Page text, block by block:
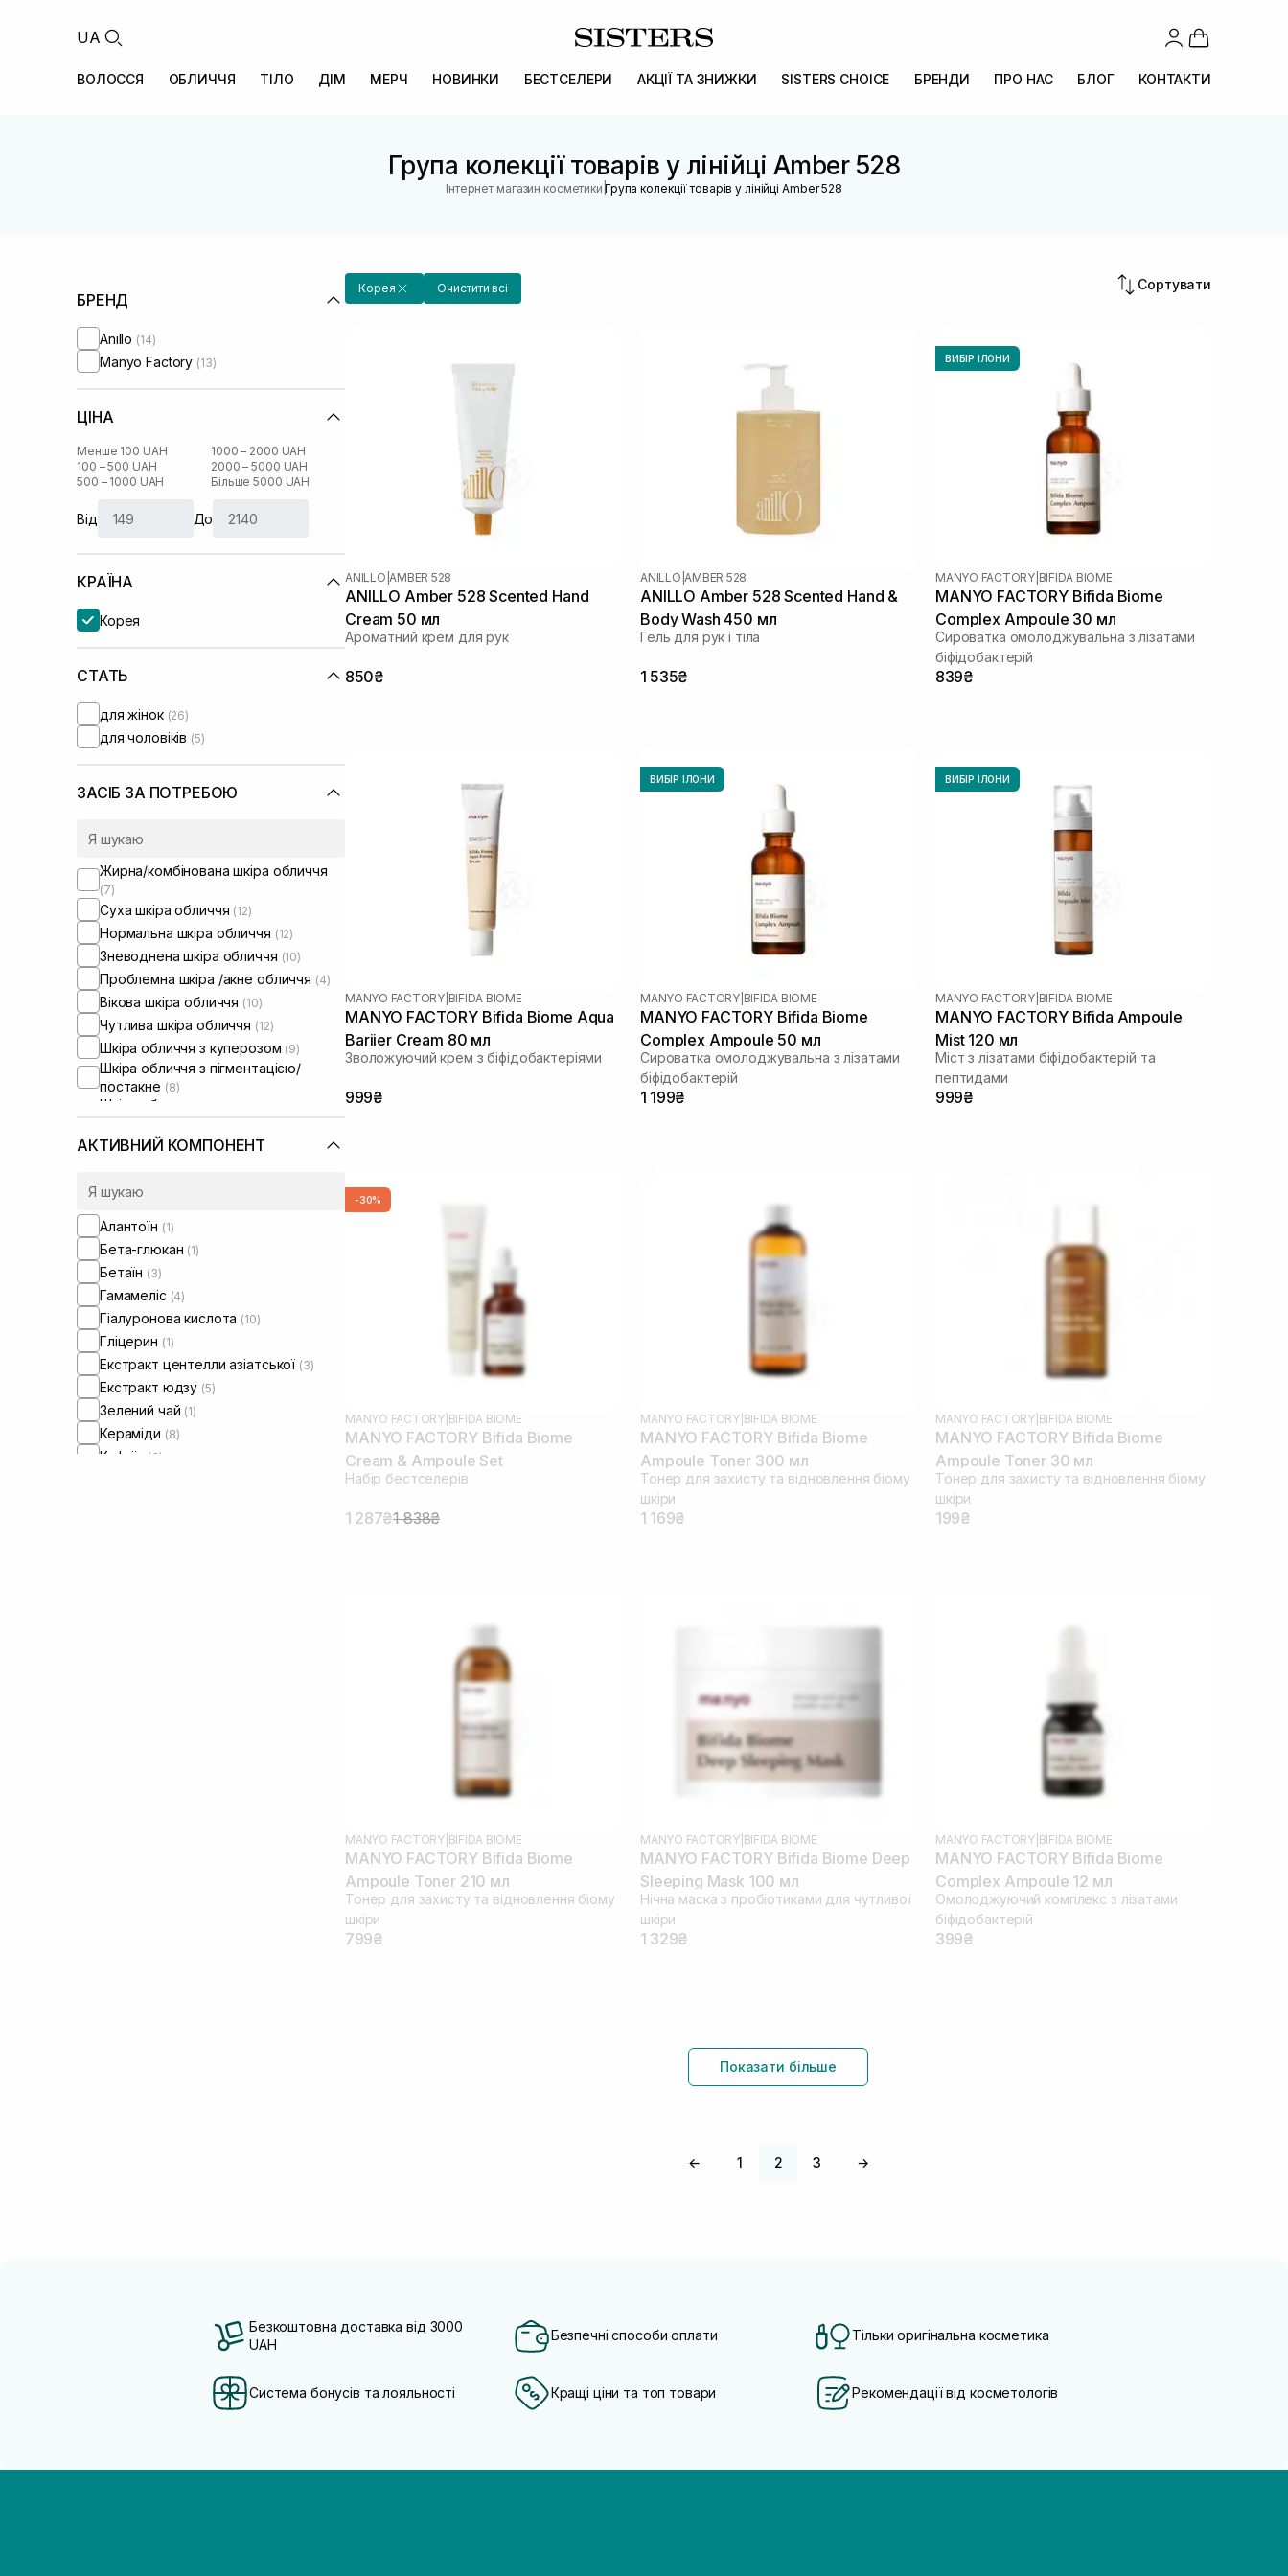
UA
ВОЛОССЯ ОБЛИЧЧЯ ТІЛО ДІМ МЕРЧ НОВИНКИ БЕСТСЕЛЕРИ АКЦІЇ ТА ЗНИЖКИ SISTERS CHOICE БРЕНДИ ПРО НАС БЛОГ КОНТАКТИ
Група колекції товарів у лінійці Amber 528
Інтернет магазин косметики |Група колекції товарів у лінійці Amber 528
БРЕНД
Anillo (14)
Manyo Factory (13)
ЦІНА
Менше 100 UAH
100 – 500 UAH
500 – 1000 UAH
1000 – 2000 UAH
2000 – 5000 UAH
Більше 5000 UAH
Від До
КРАЇНА
Корея
СТАТЬ
для жінок (26)
для чоловіків (5)
ЗАСІБ ЗА ПОТРЕБОЮ
Жирна/комбінована шкіра обличчя
(7)
Суха шкіра обличчя (12)
Нормальна шкіра обличчя (12)
Зневоднена шкіра обличчя (10)
Проблемна шкіра /акне обличчя (4)
Вікова шкіра обличчя (10)
Чутлива шкіра обличчя (12)
Шкіра обличчя з куперозом (9)
Шкіра обличчя з пігментацією/
постакне (8)
Шкіра обличчя з розширеними
порами
Шкіра обличчя з порушеним
мікробіомом
АКТИВНИЙ КОМПОНЕНТ
Алантоїн (1)
Бета-глюкан (1)
Бетаїн (3)
Гамамеліс (4)
Гіалуронова кислота (10)
Гліцерин (1)
Екстракт центелли азіатської (3)
Екстракт юдзу (5)
Зелений чай (1)
Кераміди (8)
Кофеїн (3)
Корея Очистити всі Сортувати
ANILLO AMBER 528
ANILLO Amber 528 Scented Hand
Cream 50 мл
Ароматний крем для рук
850₴
ANILLO AMBER 528
ANILLO Amber 528 Scented Hand &
Body Wash 450 мл
Гель для рук і тіла
1 535₴
ВИБІР ІЛОНИ
MANYO FACTORY| BIFIDA BIOME
MANYO FACTORY Bifida Biome
Complex Ampoule 30 мл
Сироватка омолоджувальна з лізатами
біфідобактерій
839₴
MANYO FACTORY| BIFIDA BIOME
MANYO FACTORY Bifida Biome Aqua
Bariier Cream 80 мл
Зволожуючий крем з біфідобактеріями
999₴
ВИБІР ІЛОНИ
MANYO FACTORY| BIFIDA BIOME
MANYO FACTORY Bifida Biome
Complex Ampoule 50 мл
Сироватка омолоджувальна з лізатами
біфідобактерій
1 199₴
ВИБІР ІЛОНИ
MANYO FACTORY| BIFIDA BIOME
MANYO FACTORY Bifida Ampoule
Mist 120 мл
Міст з лізатами біфідобактерій та
пептидами
999₴
-30%
MANYO FACTORY| BIFIDA BIOME
MANYO FACTORY Bifida Biome
Cream & Ampoule Set
Набір бестселерів
1 287₴1 838₴
MANYO FACTORY| BIFIDA BIOME
MANYO FACTORY Bifida Biome
Ampoule Toner 300 мл
Тонер для захисту та відновлення біому
шкіри
1 169₴
MANYO FACTORY| BIFIDA BIOME
MANYO FACTORY Bifida Biome
Ampoule Toner 30 мл
Тонер для захисту та відновлення біому
шкіри
199₴
MANYO FACTORY| BIFIDA BIOME
MANYO FACTORY Bifida Biome
Ampoule Toner 210 мл
Тонер для захисту та відновлення біому
шкіри
799₴
MANYO FACTORY| BIFIDA BIOME
MANYO FACTORY Bifida Biome Deep
Sleeping Mask 100 мл
Нічна маска з пробіотиками для чутливої
шкіри
1 329₴
MANYO FACTORY| BIFIDA BIOME
MANYO FACTORY Bifida Biome
Complex Ampoule 12 мл
Омолоджуючий комплекс з лізатами
біфідобактерій
399₴
Показати більше
← 1 2 3 →
Безкоштовна доставка від 3000
UAH
Безпечні способи оплати Тільки оригінальна косметика
Система бонусів та лояльності Кращі ціни та топ товари Рекомендації від косметологів